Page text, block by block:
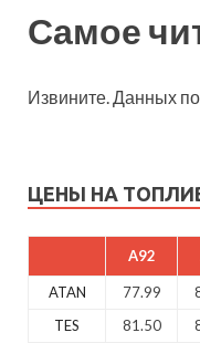
Самое
Извините. Данных
ЦЕНЫ НА
A92
ATAN 77.99
TES
81.50